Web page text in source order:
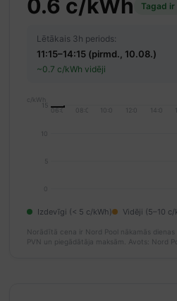
0.6 c/kWh Tagad
Lētākais 3h periods:
11:15–14:15 (pirmd., 10.08.)
~0.7 c/kWh vidēji
c/kWh
0
5
10
15
06:00 08:00 10:00 12:00 14:00
Izdevīgi (< 5 c/kWh) Vidēji (5–10 c/
Norādītā cena ir Nord Pool nākamās
PVN un piegādātāja maksām.
Avots: Nord